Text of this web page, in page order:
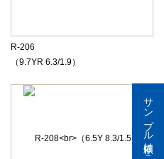
サンプル依頼はこちら
R-206
（9.7YR 6.3/1.9）